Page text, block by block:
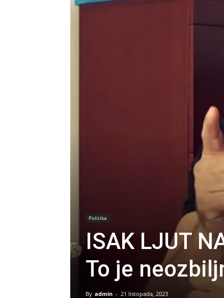
Politika
ISAK LJUT
To je
By admin - 21 listopada, 2023